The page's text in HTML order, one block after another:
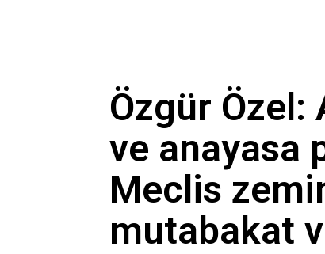
Özgür Özel:
ve anayasa
Meclis
mutabakat